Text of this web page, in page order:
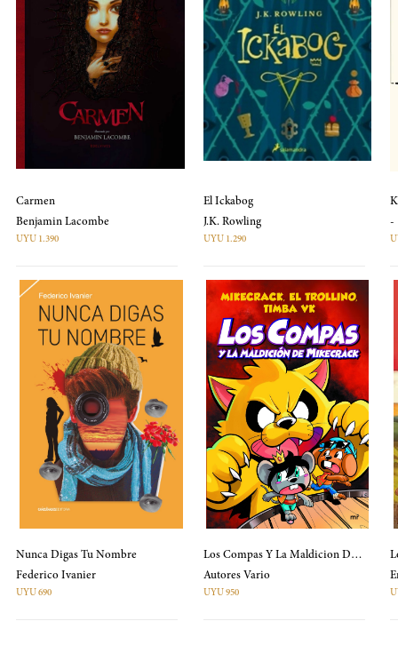
Carmen
Benjamin Lacombe
UYU 1.390
El Ickabog
J.K. Rowling
UYU 1.290
-
Nunca Digas Tu Nombre
Federico Ivanier
UYU 690
Los Compas Y La Maldicion De Mikecrack
Autores Vario
UYU 950